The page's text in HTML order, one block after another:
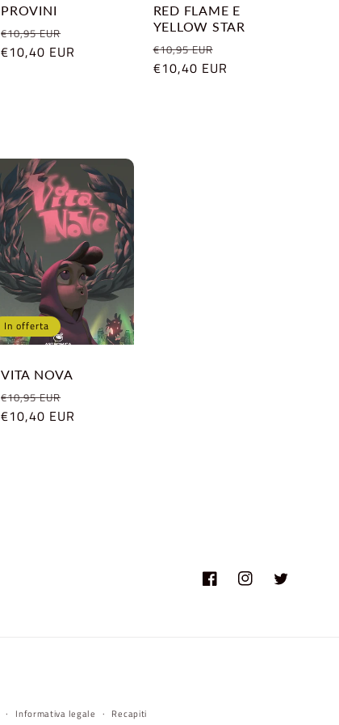
PROVINI
Prezzo
di
€10,95 EUR
scontato
€10,40 EUR
RED FLAME E
YELLOW STAR
Prezzo
di
€10,95 EUR
scontato
€10,40 EUR
In offerta
VITA NOVA
Prezzo
di
€10,95 EUR
scontato
€10,40 EUR
FacebookInstagramTwitter
Informativa legale Recapiti